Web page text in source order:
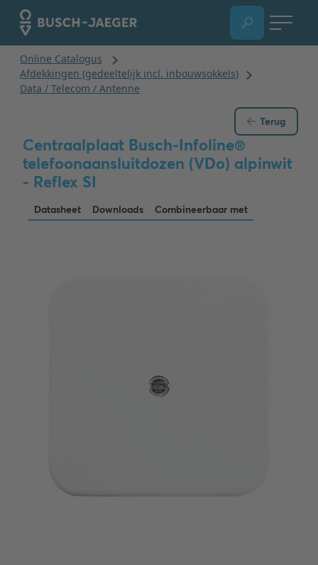
Terug
Centraalplaat Busch-Infoline®
telefoonaansluitdozen (VDo) alpinwit
- Reflex SI
Datasheet Downloads Combineerbaar met